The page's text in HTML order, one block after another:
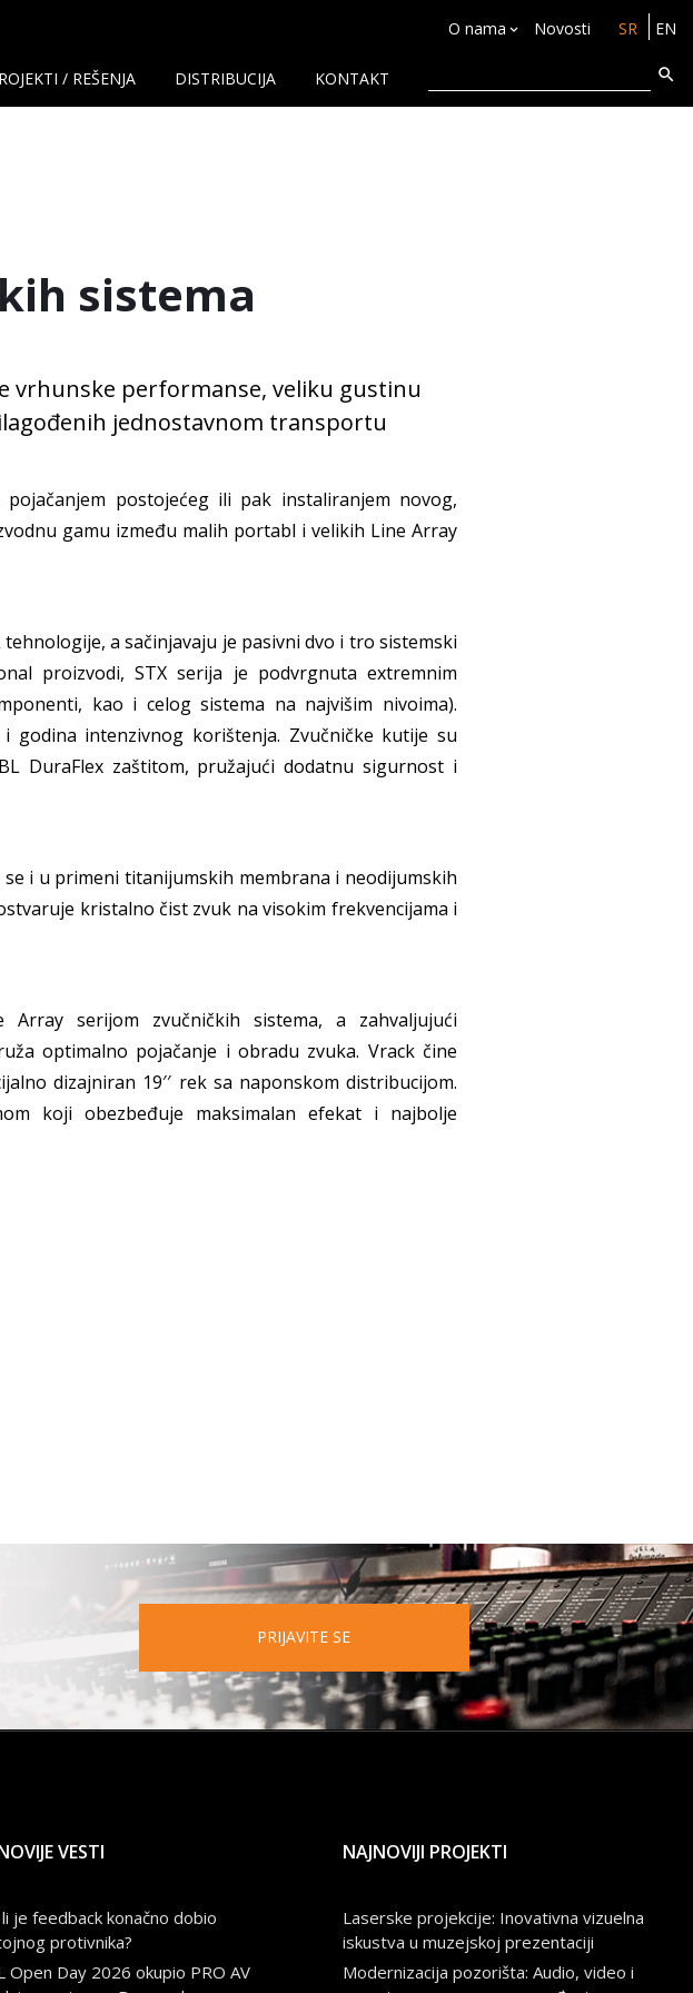
O nama Novosti SR EN
/ REŠENJA DISTRIBUCIJA KONTAKT
sistema
vrhunske performanse, veliku gustinu
jednostavnom transportu
postojećeg ili pak instaliranjem novog,
gamu između malih portabl i velikih Line Array
a sačinjavaju je pasivni dvo i tro sistemski
proizvodi, STX serija je podvrgnuta extremnim
kao i celog sistema na najvišim nivoima).
godina intenzivnog korištenja. Zvučničke kutije su
DuraFlex zaštitom, pružajući dodatnu sigurnost i
i u primeni titanijumskih membrana i neodijumskih
kristalno čist zvuk na visokim frekvencijama i
Array serijom zvučničkih sistema, a zahvaljujući
optimalno pojačanje i obradu zvuka. Vrack čine
dizajniran 19′′ rek sa naponskom distribucijom.
koji obezbeđuje maksimalan efekat i najbolje
PRIJAVITE SE
VESTI
li je feedback konačno dobio
protivnika?
Open Day 2026 okupio PRO AV
NAJNOVIJI PROJEKTI
Laserske projekcije: Inovativna vizuelna
iskustva u muzejskoj prezentaciji
Modernizacija pozorišta: Audio, video i